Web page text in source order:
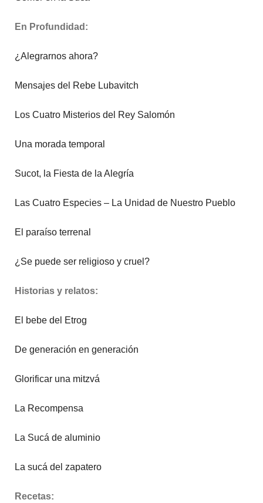
En Profundidad:
¿Alegrarnos ahora?
Mensajes del Rebe Lubavitch
Los Cuatro Misterios del Rey Salomón
Una morada temporal
Sucot, la Fiesta de la Alegría
Las Cuatro Especies – La Unidad de Nuestro Pueblo
El paraíso terrenal
¿Se puede ser religioso y cruel?
Historias y relatos:
El bebe del Etrog
De generación en generación
Glorificar una mitzvá
La Recompensa
La Sucá de aluminio
La sucá del zapatero
Recetas: